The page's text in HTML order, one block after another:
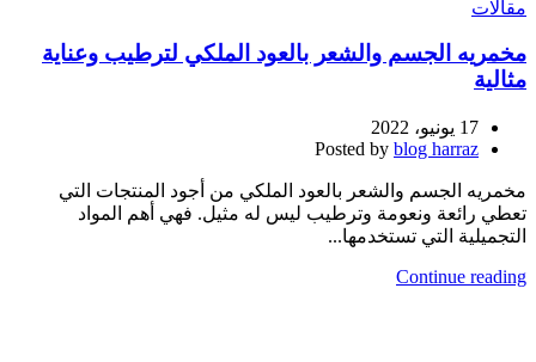
مقالات
مخمريه الجسم والشعر بالعود الملكي لترطيب وعناية
مثالية
17 يونيو، 2022
Posted by blog harraz
مخمريه الجسم والشعر بالعود الملكي من أجود المنتجات التي
تعطي رائعة ونعومة وترطيب ليس له مثيل. فهي أهم المواد
التجميلية التي تستخدمها...
Continue reading